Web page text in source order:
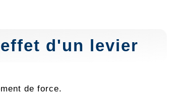
d'un levier
de force.